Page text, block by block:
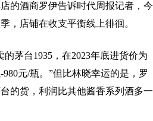
的酒商罗伊告诉时代周报记者，今
，店铺在收支平衡线上徘徊。
茅台1935，在2023年底进货价为
980元/瓶。”但比林晓幸运的是，罗
的货，利润比其他酱香系列酒多一